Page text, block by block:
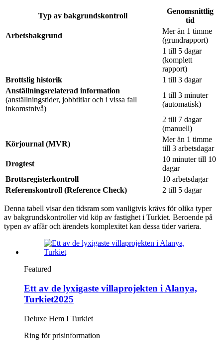
Typ av bakgrundskontroll
Genomsnittlig
tid
Arbetsbakgrund
Mer än 1 timme
(grundrapport)
1 till 5 dagar
(komplett
rapport)
Brottslig historik
1 till 3 dagar
Anställningsrelaterad information
(anställningstider, jobbtitlar och i vissa fall
inkomstnivå)
1 till 3 minuter
(automatisk)
2 till 7 dagar
(manuell)
Körjournal (MVR)
Mer än 1 timme
till 3 arbetsdagar
Drogtest
10 minuter till 10
dagar
Brottsregisterkontroll
10 arbetsdagar
Referenskontroll (Reference Check)
2 till 5 dagar
Denna tabell visar den tidsram som vanligtvis krävs för olika typer
av bakgrundskontroller vid köp av fastighet i Turkiet. Beroende på
typen av affär och ärendets komplexitet kan dessa tider variera.
Featured
Ett av de lyxigaste villaprojekten i Alanya,
Turkiet2025
Deluxe Hem I Turkiet
Ring för prisinformation